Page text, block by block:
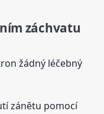
záchvatu
žádný léčebný
zánětu pomocí